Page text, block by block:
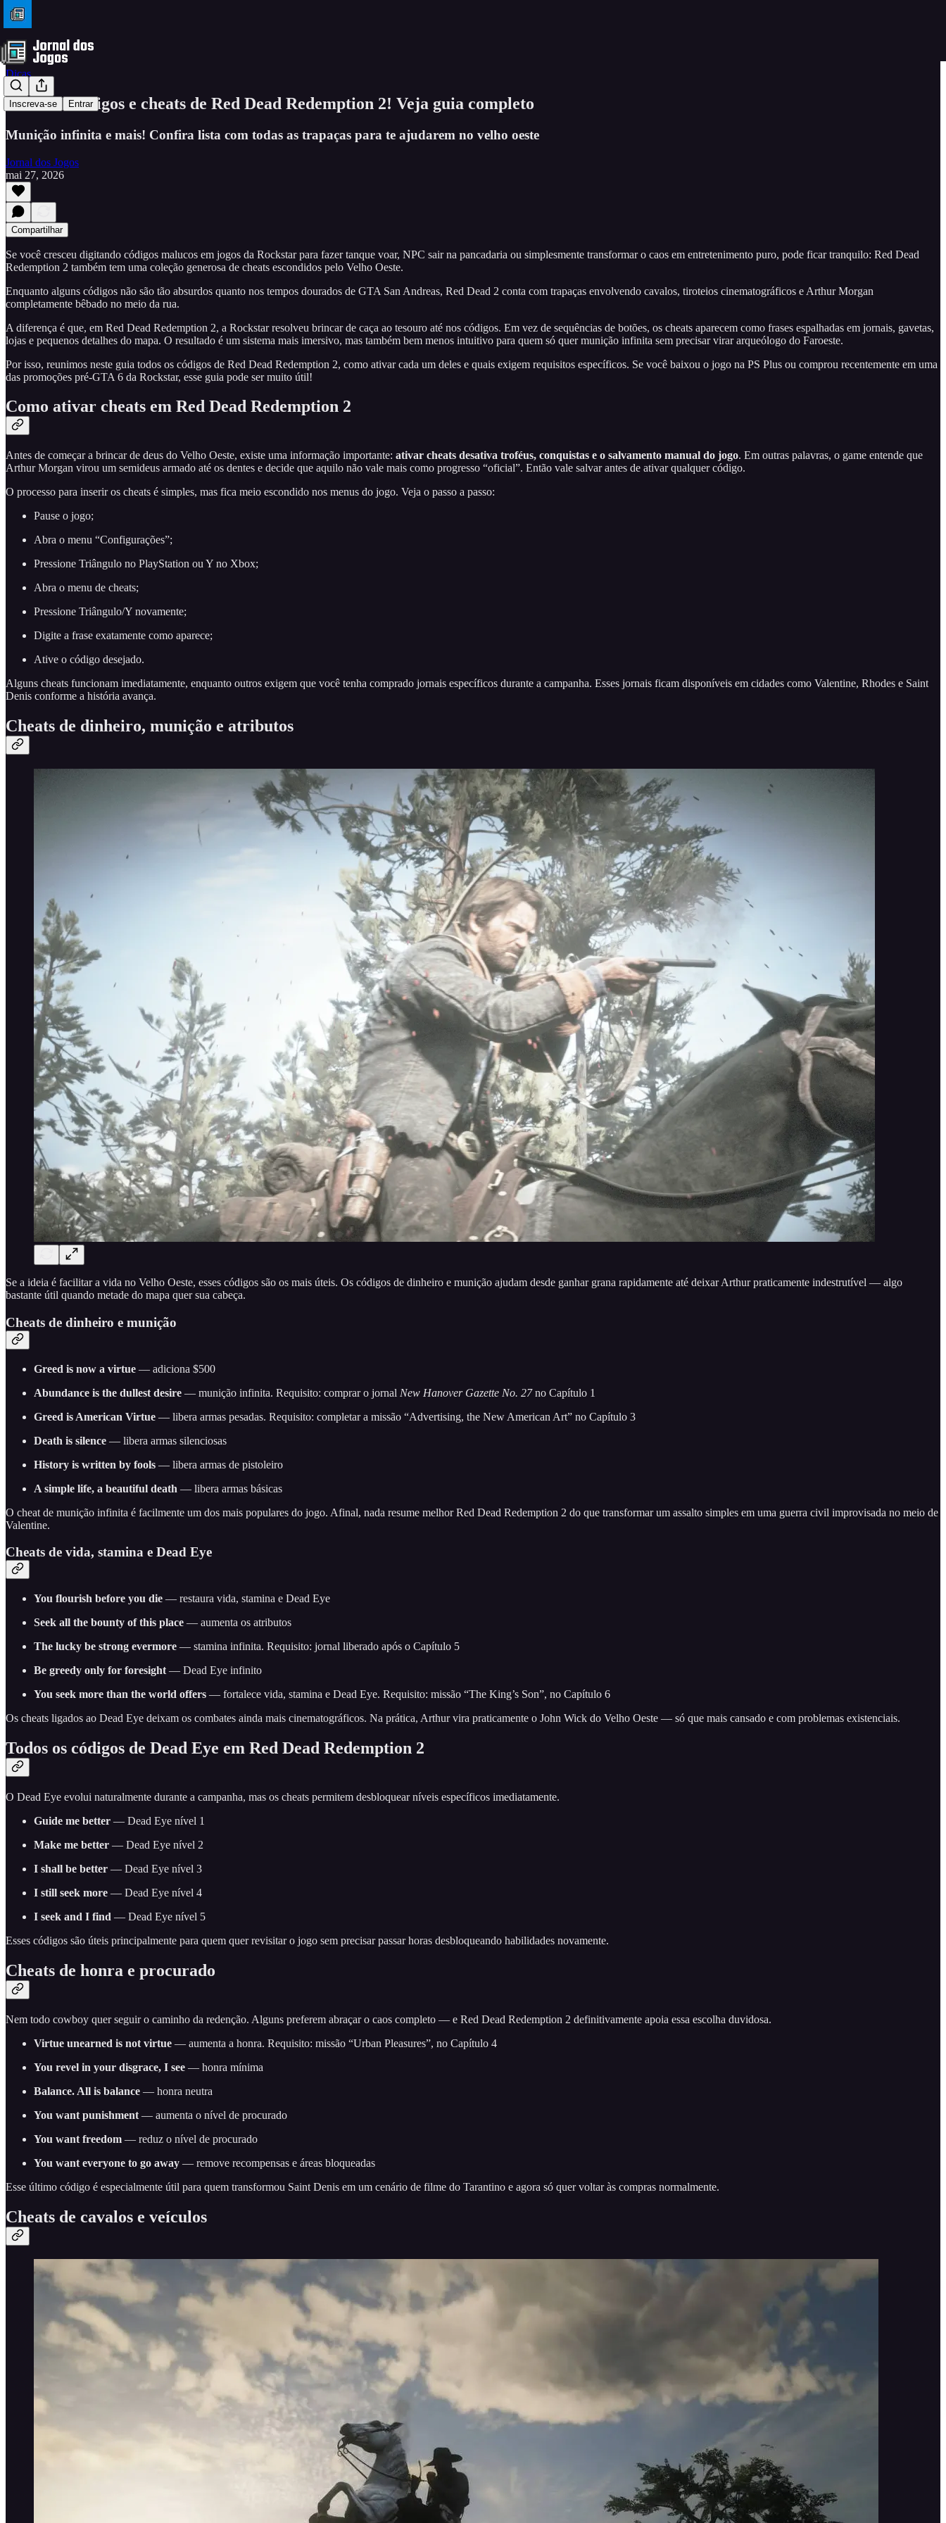
Inscreva-se Entrar
Dicas
Todos os códigos e cheats de Red Dead Redemption 2! Veja guia completo
Munição infinita e mais! Confira lista com todas as trapaças para te ajudarem no velho oeste
Jornal dos Jogos
mai 27, 2026
Compartilhar
Se você cresceu digitando códigos malucos em jogos da Rockstar para fazer tanque voar, NPC sair na pancadaria ou simplesmente transformar o caos em entretenimento puro, pode ficar tranquilo: Red Dead
Redemption 2 também tem uma coleção generosa de cheats escondidos pelo Velho Oeste.
Enquanto alguns códigos não são tão absurdos quanto nos tempos dourados de GTA San Andreas, Red Dead 2 conta com trapaças envolvendo cavalos, tiroteios cinematográficos e Arthur Morgan
completamente bêbado no meio da rua.
A diferença é que, em Red Dead Redemption 2, a Rockstar resolveu brincar de caça ao tesouro até nos códigos. Em vez de sequências de botões, os cheats aparecem como frases espalhadas em jornais, gavetas,
lojas e pequenos detalhes do mapa. O resultado é um sistema mais imersivo, mas também bem menos intuitivo para quem só quer munição infinita sem precisar virar arqueólogo do Faroeste.
Por isso, reunimos neste guia todos os códigos de Red Dead Redemption 2, como ativar cada um deles e quais exigem requisitos específicos. Se você baixou o jogo na PS Plus ou comprou recentemente em uma
das promoções pré-GTA 6 da Rockstar, esse guia pode ser muito útil!
Como ativar cheats em Red Dead Redemption 2
Antes de começar a brincar de deus do Velho Oeste, existe uma informação importante: ativar cheats desativa troféus, conquistas e o salvamento manual do jogo. Em outras palavras, o game entende que
Arthur Morgan virou um semideus armado até os dentes e decide que aquilo não vale mais como progresso “oficial”. Então vale salvar antes de ativar qualquer código.
O processo para inserir os cheats é simples, mas fica meio escondido nos menus do jogo. Veja o passo a passo:
Pause o jogo;
Abra o menu “Configurações”;
Pressione Triângulo no PlayStation ou Y no Xbox;
Abra o menu de cheats;
Pressione Triângulo/Y novamente;
Digite a frase exatamente como aparece;
Ative o código desejado.
Alguns cheats funcionam imediatamente, enquanto outros exigem que você tenha comprado jornais específicos durante a campanha. Esses jornais ficam disponíveis em cidades como Valentine, Rhodes e Saint
Denis conforme a história avança.
Cheats de dinheiro, munição e atributos
Se a ideia é facilitar a vida no Velho Oeste, esses códigos são os mais úteis. Os códigos de dinheiro e munição ajudam desde ganhar grana rapidamente até deixar Arthur praticamente indestrutível — algo
bastante útil quando metade do mapa quer sua cabeça.
Cheats de dinheiro e munição
Greed is now a virtue — adiciona $500
Abundance is the dullest desire — munição infinita. Requisito: comprar o jornal New Hanover Gazette No. 27no Capítulo 1
Greed is American Virtue — libera armas pesadas. Requisito: completar a missão “Advertising, the New American Art” no Capítulo 3
Death is silence — libera armas silenciosas
History is written by fools — libera armas de pistoleiro
A simple life, a beautiful death — libera armas básicas
O cheat de munição infinita é facilmente um dos mais populares do jogo. Afinal, nada resume melhor Red Dead Redemption 2 do que transformar um assalto simples em uma guerra civil improvisada no meio de
Valentine.
Cheats de vida, stamina e Dead Eye
You flourish before you die — restaura vida, stamina e Dead Eye
Seek all the bounty of this place — aumenta os atributos
The lucky be strong evermore — stamina infinita. Requisito: jornal liberado após o Capítulo 5
Be greedy only for foresight — Dead Eye infinito
You seek more than the world offers — fortalece vida, stamina e Dead Eye. Requisito: missão “The King’s Son”, no Capítulo 6
Os cheats ligados ao Dead Eye deixam os combates ainda mais cinematográficos. Na prática, Arthur vira praticamente o John Wick do Velho Oeste — só que mais cansado e com problemas existenciais.
Todos os códigos de Dead Eye em Red Dead Redemption 2
O Dead Eye evolui naturalmente durante a campanha, mas os cheats permitem desbloquear níveis específicos imediatamente.
Guide me better — Dead Eye nível 1
Make me better — Dead Eye nível 2
I shall be better — Dead Eye nível 3
I still seek more — Dead Eye nível 4
I seek and I find — Dead Eye nível 5
Esses códigos são úteis principalmente para quem quer revisitar o jogo sem precisar passar horas desbloqueando habilidades novamente.
Cheats de honra e procurado
Nem todo cowboy quer seguir o caminho da redenção. Alguns preferem abraçar o caos completo — e Red Dead Redemption 2 definitivamente apoia essa escolha duvidosa.
Virtue unearned is not virtue — aumenta a honra. Requisito: missão “Urban Pleasures”, no Capítulo 4
You revel in your disgrace, I see — honra mínima
Balance. All is balance — honra neutra
You want punishment — aumenta o nível de procurado
You want freedom — reduz o nível de procurado
You want everyone to go away — remove recompensas e áreas bloqueadas
Esse último código é especialmente útil para quem transformou Saint Denis em um cenário de filme do Tarantino e agora só quer voltar às compras normalmente.
Cheats de cavalos e veículos